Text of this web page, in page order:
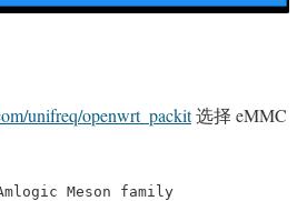
unifreq/openwrt_packit选择 eMMC
Meson family